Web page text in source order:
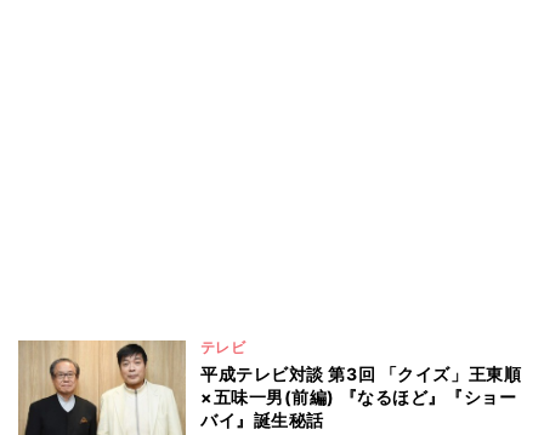
テレビ
平成テレビ対談 第3回 「クイズ」王東順
×五味一男(前編) 『なるほど』『ショー
バイ』誕生秘話